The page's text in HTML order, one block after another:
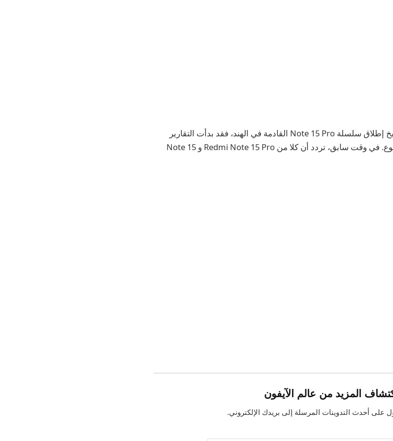
في حين أن Redmi لم تؤكد بعد تاريخ إطلاق سلسلة Note 15 Pro القادمة في الهند، فقد بدأت التقارير
بالفعل في الظهور حول هذا الموضوع. في وقت سابق، تردد أن كلا من Redmi Note 15 Pro و Note 15
المزيد من عالم الآيفون
أحدث التدوينات المرسلة إلى بريدك الإلكتروني.